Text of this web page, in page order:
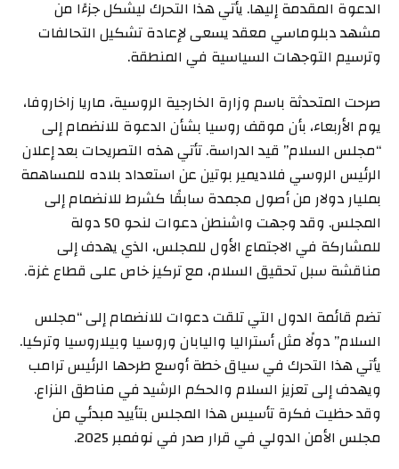
الدعوة المقدمة إليها. يأتي هذا التحرك ليشكل جزءًا من
مشهد دبلوماسي معقد يسعى لإعادة تشكيل التحالفات
وترسيم التوجهات السياسية في المنطقة.
صرحت المتحدثة باسم وزارة الخارجية الروسية، ماريا زاخاروفا،
يوم الأربعاء، بأن موقف روسيا بشأن الدعوة للانضمام إلى
“مجلس السلام” قيد الدراسة. تأتي هذه التصريحات بعد إعلان
الرئيس الروسي فلاديمير بوتين عن استعداد بلاده للمساهمة
بمليار دولار من أصول مجمدة سابقًا كشرط للانضمام إلى
المجلس. وقد وجهت واشنطن دعوات لنحو 50 دولة
للمشاركة في الاجتماع الأول للمجلس، الذي يهدف إلى
مناقشة سبل تحقيق السلام، مع تركيز خاص على قطاع غزة.
تضم قائمة الدول التي تلقت دعوات للانضمام إلى “مجلس
السلام” دولًا مثل أستراليا واليابان وروسيا وبيلاروسيا وتركيا.
يأتي هذا التحرك في سياق خطة أوسع طرحها الرئيس ترامب
ويهدف إلى تعزيز السلام والحكم الرشيد في مناطق النزاع.
وقد حظيت فكرة تأسيس هذا المجلس بتأييد مبدئي من
مجلس الأمن الدولي في قرار صدر في نوفمبر 2025.